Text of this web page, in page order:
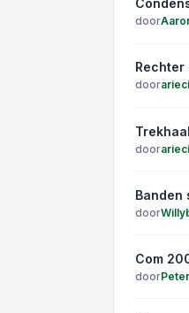
door
Rechter
door
door
Banden
door
Com
door